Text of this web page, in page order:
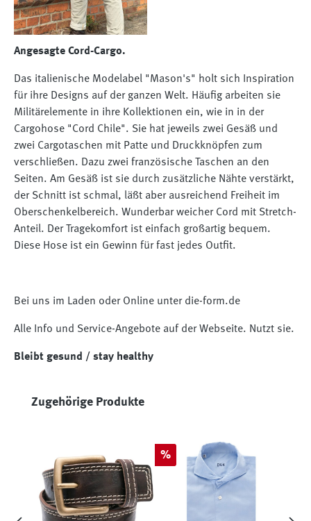
Angesagte Cord-Cargo.
Das italienische Modelabel "Mason's" holt sich Inspiration
für ihre Designs auf der ganzen Welt. Häufig arbeiten sie
Militärelemente in ihre Kollektionen ein, wie in in der
Cargohose "Cord Chile". Sie hat jeweils zwei Gesäß und
zwei Cargotaschen mit Patte und Druckknöpfen zum
verschließen. Dazu zwei französische Taschen an den
Seiten. Am Gesäß ist sie durch zusätzliche Nähte verstärkt,
der Schnitt ist schmal, läßt aber ausreichend Freiheit im
Oberschenkelbereich. Wunderbar weicher Cord mit Stretch-
Anteil. Der Tragekomfort ist einfach großartig bequem.
Diese Hose ist ein Gewinn für fast jedes Outfit.
Bei uns im Laden oder Online unter die-form.de
Alle Info und Service-Angebote auf der Webseite. Nutzt sie.
Bleibt gesund / stay healthy
Produktgalerie überspringen
Zugehörige Produkte
Rabatt
%